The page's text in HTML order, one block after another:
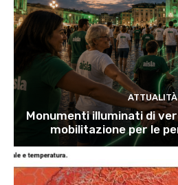
ATTUALITÀ
Monumenti illuminati di
mobilitazione per le